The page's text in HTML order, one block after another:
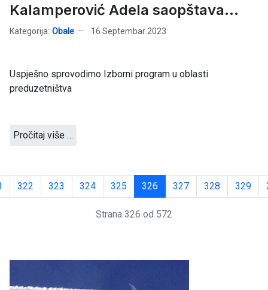
Kalamperović Adela saopštava...
Kategorija: Obale 16 Septembar 2023
Uspješno sprovodimo Izborni program u oblasti
preduzetništva
Pročitaj više …
322 323 324 325 326 327 328 329
Strana 326 od 572